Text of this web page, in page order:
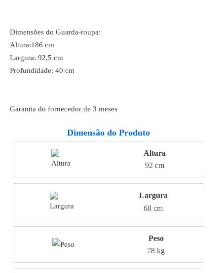
Dimensões do Guarda-roupa:
Altura:186 cm
Largura: 92,5 cm
Profundidade: 40 cm
Garantia do fornecedor de 3 meses
Dimensão do Produto
Altura
92 cm
Largura
68 cm
Peso
78 kg